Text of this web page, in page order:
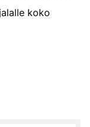
koko